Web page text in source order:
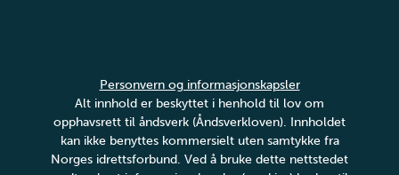
Personvern og informasjonskapsler
Alt innhold er beskyttet i henhold til lov om
opphavsrett til åndsverk (Åndsverkloven). Innholdet
kan ikke benyttes kommersielt uten samtykke fra
Norges idrettsforbund. Ved å bruke dette nettstedet